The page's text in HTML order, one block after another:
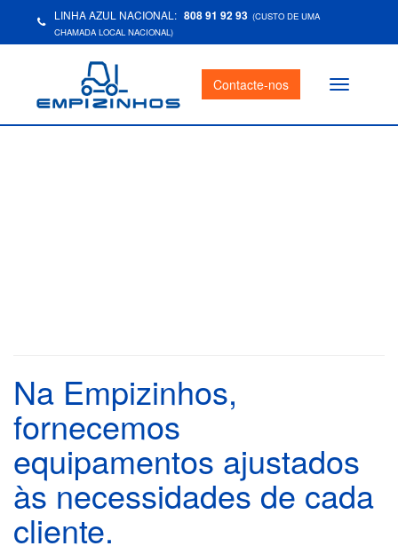
LINHA AZUL NACIONAL: 808 91 92 93 (CUSTO DE UMA
CHAMADA LOCAL NACIONAL)
Contacte-nos
Toggle
Na Empizinhos,
fornecemos
equipamentos ajustados
às necessidades de cada
cliente.